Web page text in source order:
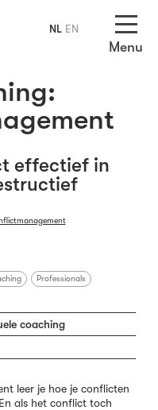
Menu
effectief in
Professionals
coaching
leer je hoe je conflicten
als het conflict toch
NL EN